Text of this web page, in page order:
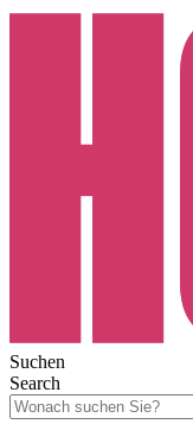
Suchen
Search